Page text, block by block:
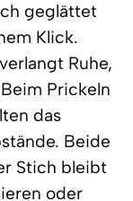
geglättet
Klick.
Ruhe,
Prickeln
das
Beide
Stich bleibt
oder